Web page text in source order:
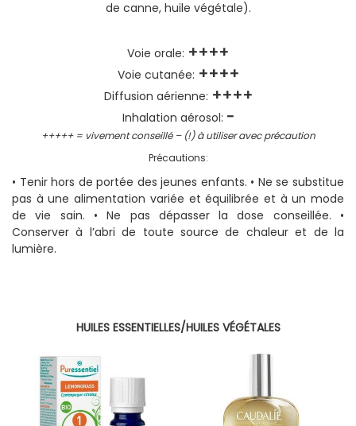
de canne, huile végétale).
Voie orale: ++++
Voie cutanée: ++++
Diffusion aérienne: ++++
Inhalation aérosol: -
+++++ = vivement conseillé – (!) à utiliser avec précaution
Précautions:
• Tenir hors de portée des jeunes enfants. • Ne se substitue
pas à une alimentation variée et équilibrée et à un mode
de vie sain. • Ne pas dépasser la dose conseillée. •
Conserver à l’abri de toute source de chaleur et de la
lumière.
HUILES ESSENTIELLES/HUILES VÉGÉTALES